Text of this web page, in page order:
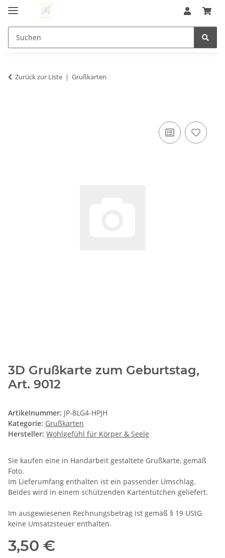
Zurück zur Liste Grußkarten
3D Grußkarte zum Geburtstag,
Art. 9012
Artikelnummer: JP-8LG4-HPJH
Kategorie: Grußkarten
Hersteller: Wohlgefühl für Körper & Seele
Sie kaufen eine in Handarbeit gestaltete Grußkarte, gemäß
Foto.
Im Lieferumfang enthalten ist ein passender Umschlag.
Beides wird in einem schützenden Kartentütchen geliefert.
Im ausgewiesenen Rechnungsbetrag ist gemäß § 19 UStG
keine Umsatzsteuer enthalten.
3,50 €